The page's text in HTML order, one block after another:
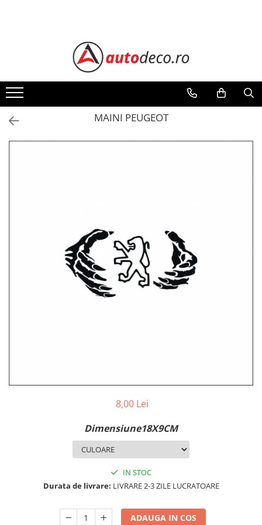
ALFA ROMEO
BMW
CHEVROLET
VOLVO
STICKERE STALPI SI GEAM MIC
STICKERE CAMUFLAJ
STICKERE PENTRU FIRME
MAINI PEUGEOT
8,00 Lei
Dimensiune18X9CM
IN STOC
Durata de livrare: LIVRARE 2-3 ZILE LUCRATOARE
ADAUGA IN COS